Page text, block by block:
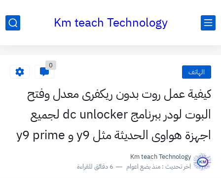
Km teach Technology
الهاتف
0
كيفية عمل روت بدون ريكفرى معدل وفتح
البوت لودر ببرنامج dc unlocker لجميع
اجهزة هواوى الحديثة مثل y9 و y9 prime
Km teach Technology
اخر تحديث : منذ بضع اعوام 6 دقائق للقراءة